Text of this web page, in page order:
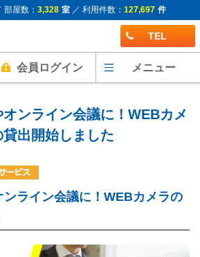
部屋数： 3,328 室／ 利用件数： 127,697 件
TEL
会員ログイン メニュー
ンライン会議に！WEBカメ
貸出開始しました
ライン会議に！WEBカメラの